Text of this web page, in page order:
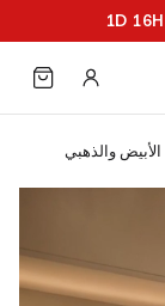
1D 16H
الأبيض والذهبي